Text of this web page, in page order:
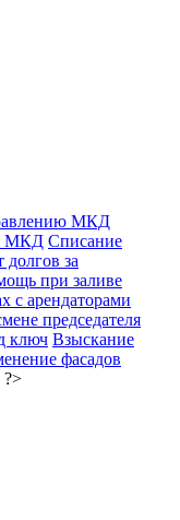
МКД
МКД Списание
за
при заливе
с арендаторами
председателя
ключ Взыскание
фасадов
?>